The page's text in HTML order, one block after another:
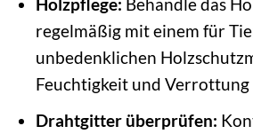
regelmäßig mit einem für
unbedenklichen
Feuchtigkeit und Verrottung
Drahtgitter überprüfen: